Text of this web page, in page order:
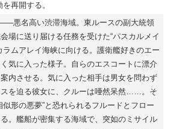
再開する。
悪名高い渋滞海域。東ルースの副大統領
場に送り届ける任務を受けた“パスカルメイ
ラムアレイ海峡に向ける。護衛艦好きのエー
気に入った様子。自らのエスコートに漂介
内させる。気に入った相手は男女を問わず
を迫る彼女に、クルーは唖然呆然……。そ
似形の悪夢”と恐れられるフルードとフロー
。艦船が密集する海域で、突如のミサイル